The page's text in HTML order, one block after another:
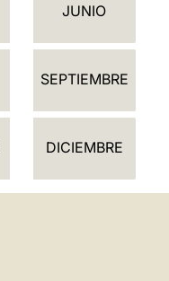
JUNIO
SEPTIEMBRE
DICIEMBRE